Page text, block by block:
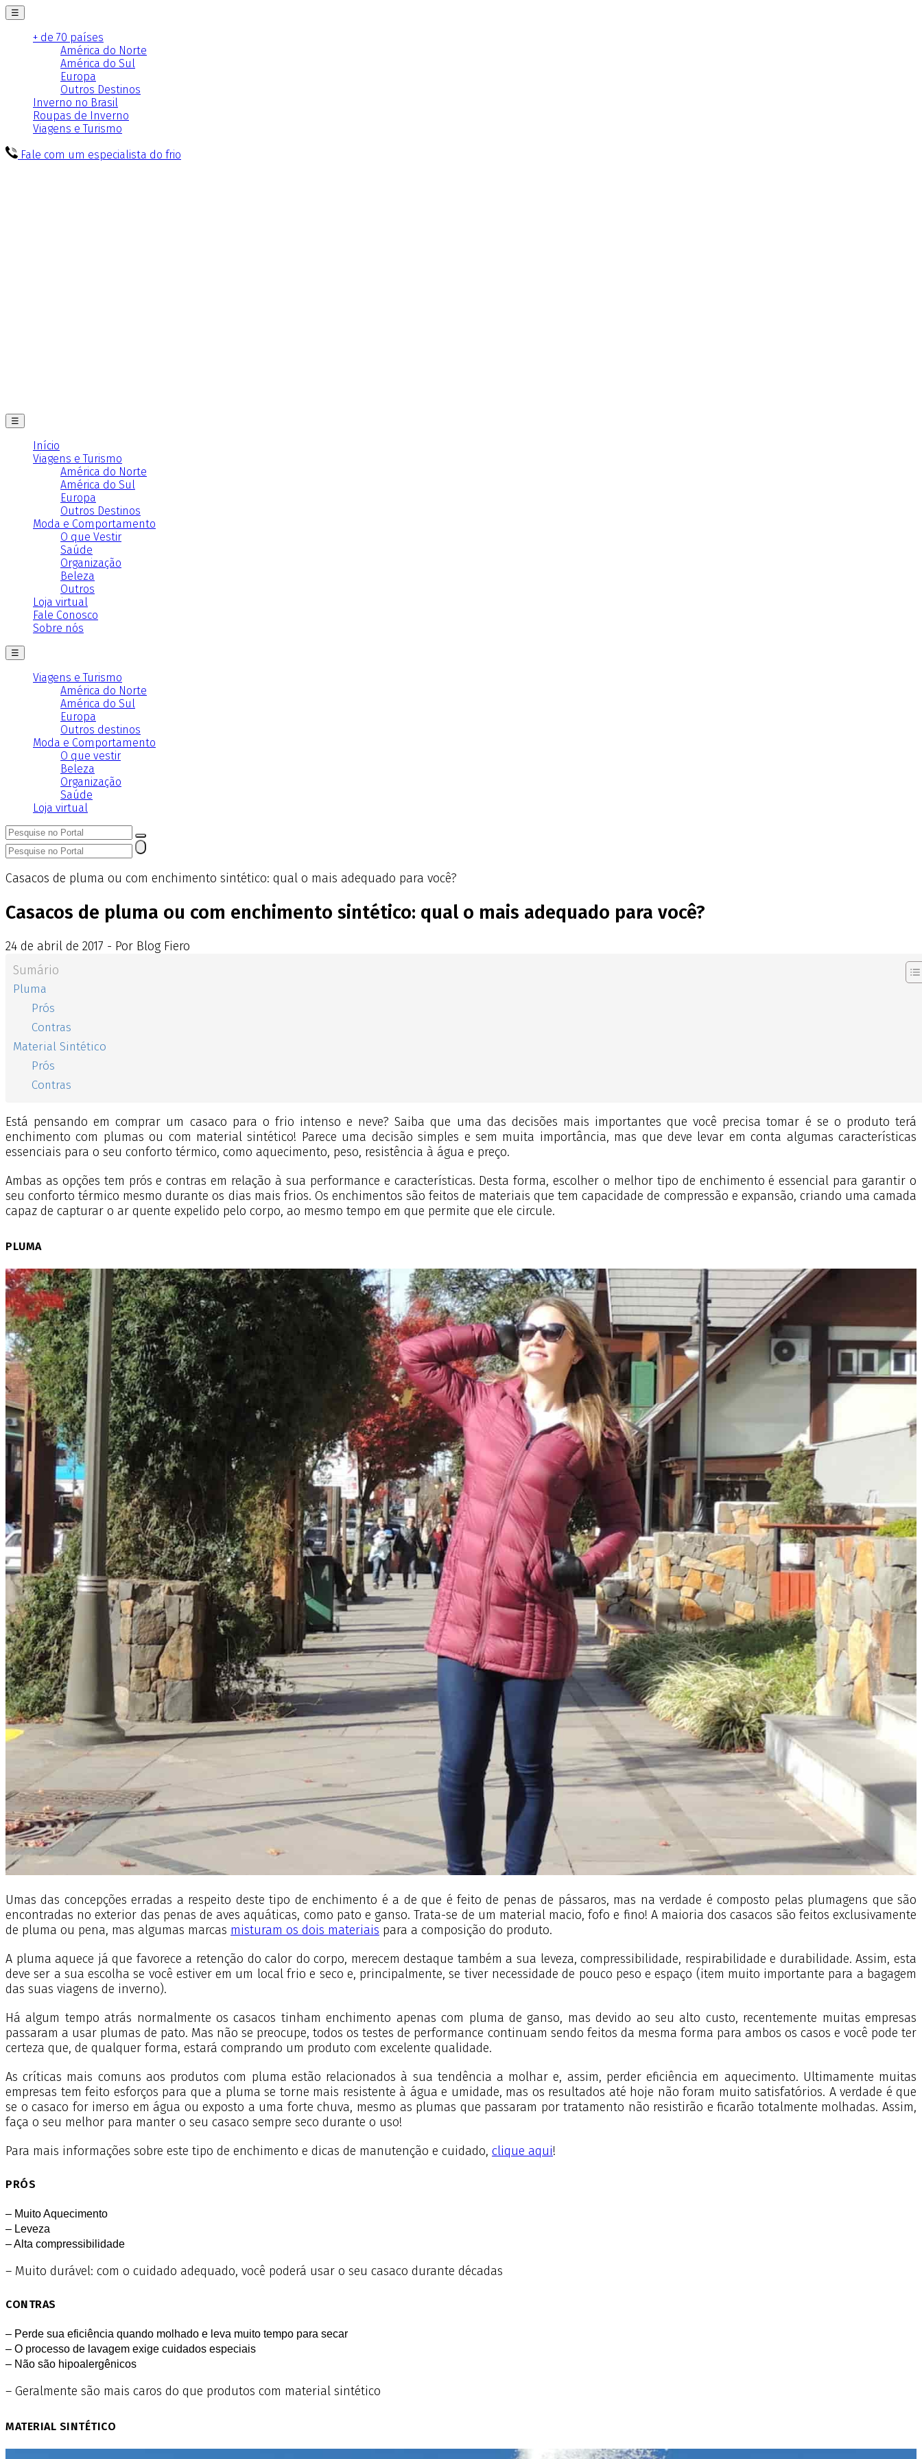
☰
+ de 70 países
América do Norte
América do Sul
Europa
Outros Destinos
Inverno no Brasil
Roupas de Inverno
Viagens e Turismo
Fale com um especialista do frio
☰
Início
Viagens e Turismo
América do Norte
América do Sul
Europa
Outros Destinos
Moda e Comportamento
O que Vestir
Saúde
Organização
Beleza
Outros
Loja virtual
Fale Conosco
Sobre nós
☰
Viagens e Turismo
América do Norte
América do Sul
Europa
Outros destinos
Moda e Comportamento
O que vestir
Beleza
Organização
Saúde
Loja virtual
Casacos de pluma ou com enchimento sintético: qual o mais adequado para você?
Casacos de pluma ou com enchimento sintético: qual o mais adequado para você?
24 de abril de 2017 - Por Blog Fiero
Sumário
Pluma
Prós
Contras
Material Sintético
Prós
Contras
Está pensando em comprar um casaco para o frio intenso e neve? Saiba que uma das decisões mais importantes que você precisa tomar é se o produto terá
enchimento com plumas ou com material sintético! Parece uma decisão simples e sem muita importância, mas que deve levar em conta algumas características
essenciais para o seu conforto térmico, como aquecimento, peso, resistência à água e preço.
Ambas as opções tem prós e contras em relação à sua performance e características. Desta forma, escolher o melhor tipo de enchimento é essencial para garantir o
seu conforto térmico mesmo durante os dias mais frios. Os enchimentos são feitos de materiais que tem capacidade de compressão e expansão, criando uma camada
capaz de capturar o ar quente expelido pelo corpo, ao mesmo tempo em que permite que ele circule.
PLUMA
Umas das concepções erradas a respeito deste tipo de enchimento é a de que é feito de penas de pássaros, mas na verdade é composto pelas plumagens que são
encontradas no exterior das penas de aves aquáticas, como pato e ganso. Trata-se de um material macio, fofo e fino! A maioria dos casacos são feitos exclusivamente
de pluma ou pena, mas algumas marcas misturam os dois materiais para a composição do produto.
A pluma aquece já que favorece a retenção do calor do corpo, merecem destaque também a sua leveza, compressibilidade, respirabilidade e durabilidade. Assim, esta
deve ser a sua escolha se você estiver em um local frio e seco e, principalmente, se tiver necessidade de pouco peso e espaço (item muito importante para a bagagem
das suas viagens de inverno).
Há algum tempo atrás normalmente os casacos tinham enchimento apenas com pluma de ganso, mas devido ao seu alto custo, recentemente muitas empresas
passaram a usar plumas de pato. Mas não se preocupe, todos os testes de performance continuam sendo feitos da mesma forma para ambos os casos e você pode ter
certeza que, de qualquer forma, estará comprando um produto com excelente qualidade.
As críticas mais comuns aos produtos com pluma estão relacionados à sua tendência a molhar e, assim, perder eficiência em aquecimento. Ultimamente muitas
empresas tem feito esforços para que a pluma se torne mais resistente à água e umidade, mas os resultados até hoje não foram muito satisfatórios. A verdade é que
se o casaco for imerso em água ou exposto a uma forte chuva, mesmo as plumas que passaram por tratamento não resistirão e ficarão totalmente molhadas. Assim,
faça o seu melhor para manter o seu casaco sempre seco durante o uso!
Para mais informações sobre este tipo de enchimento e dicas de manutenção e cuidado, clique aqui!
PRÓS
– Muito Aquecimento
– Leveza
– Alta compressibilidade
– Muito durável: com o cuidado adequado, você poderá usar o seu casaco durante décadas
CONTRAS
– Perde sua eficiência quando molhado e leva muito tempo para secar
– O processo de lavagem exige cuidados especiais
– Não são hipoalergênicos
– Geralmente são mais caros do que produtos com material sintético
MATERIAL SINTÉTICO